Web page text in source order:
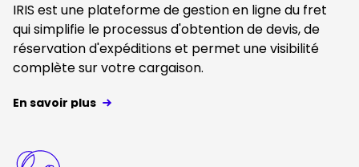
IRIS est une plateforme de gestion en ligne du fret
qui simplifie le processus d'obtention de devis, de
réservation d'expéditions et permet une visibilité
complète sur votre cargaison.
En savoir plus
Keepeek